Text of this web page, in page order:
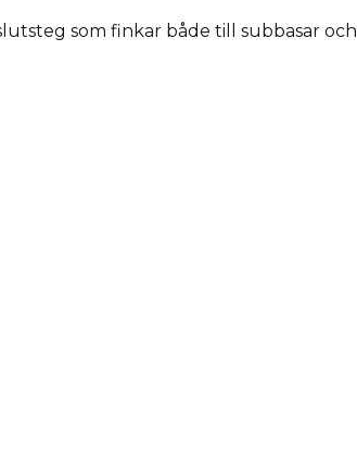
som finkar både till subbasar och